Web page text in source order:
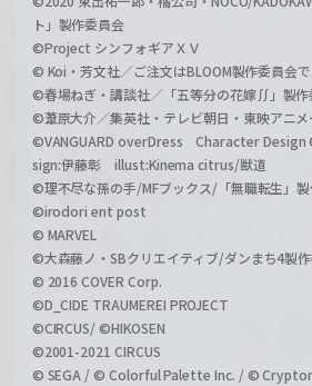
ト」製作委員会
©Project シンフォギアＸＶ
© Koi・芳文社／ご注文はBLOOM製作委員会で
©春場ねぎ・講談社／「五等分の花嫁∬」製作
©葦原大介／集英社・テレビ朝日・東映アニメ
©VANGUARD overDress Character
sign:伊藤彰 illust:Kinema citrus/獣道
©理不尽な孫の手/MFブックス/「無職転生」
©irodori ent post
© MARVEL
©大森藤ノ・SBクリエイティブ/ダンまち4製
© 2016 COVER Corp.
©D_CIDE TRAUMEREI PROJECT
©CIRCUS/ ©HIKOSEN
©2001-2021 CIRCUS
© SEGA / © Colorful Palette Inc. / ©